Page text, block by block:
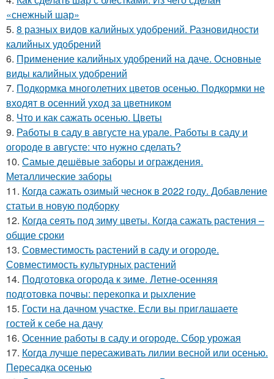
«снежный шар»
5. 8 разных видов калийных удобрений. Разновидности
калийных удобрений
6. Применение калийных удобрений на даче. Основные
виды калийных удобрений
7. Подкормка многолетних цветов осенью. Подкормки не
входят в осенний уход за цветником
8. Что и как сажать осенью. Цветы
9. Работы в саду в августе на урале. Работы в саду и
огороде в августе: что нужно сделать?
10. Самые дешёвые заборы и ограждения.
Металлические заборы
11. Когда сажать озимый чеснок в 2022 году. Добавление
статьи в новую подборку
12. Когда сеять под зиму цветы. Когда сажать растения –
общие сроки
13. Совместимость растений в саду и огороде.
Совместимость культурных растений
14. Подготовка огорода к зиме. Летне-осенняя
подготовка почвы: перекопка и рыхление
15. Гости на дачном участке. Если вы приглашаете
гостей к себе на дачу
16. Осенние работы в саду и огороде. Сбор урожая
17. Когда лучше пересаживать лилии весной или осенью.
Пересадка осенью